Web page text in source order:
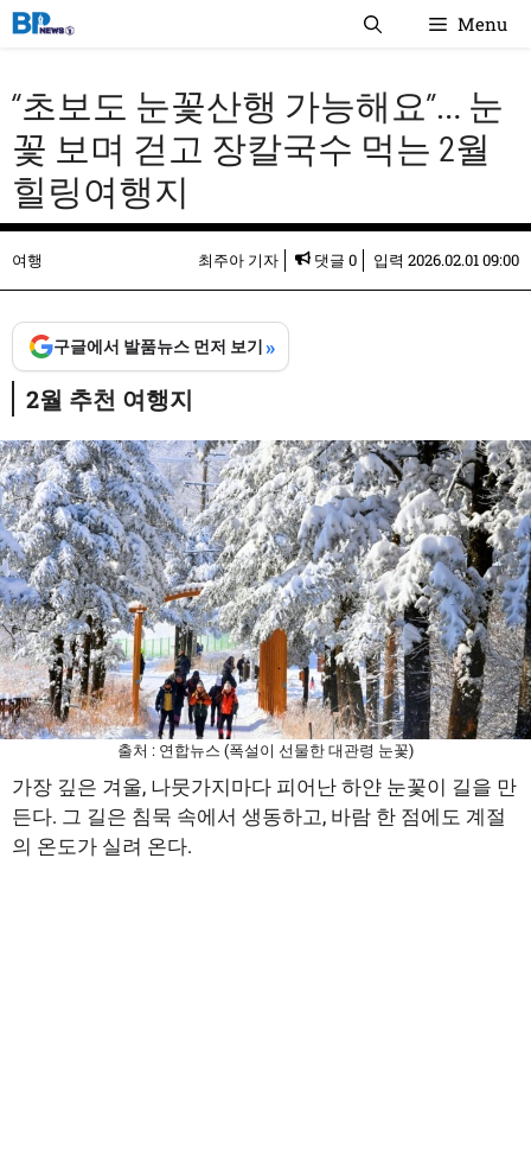
컨
텐
로
건
너
뛰
기
Menu
“초보도 눈꽃산행 가능해요”… 눈
꽃 보며 걷고 장칼국수 먹는 2월
힐링여행지
여행 최주아 기자 댓글 0 입력 2026.02.01 09:00
구글에서 발품뉴스 먼저 보기»
2월 추천 여행지
출처 : 연합뉴스 (폭설이 선물한 대관령 눈꽃)
가장 깊은 겨울, 나뭇가지마다 피어난 하얀 눈꽃이 길을 만
든다. 그 길은 침묵 속에서 생동하고, 바람 한 점에도 계절
의 온도가 실려 온다.